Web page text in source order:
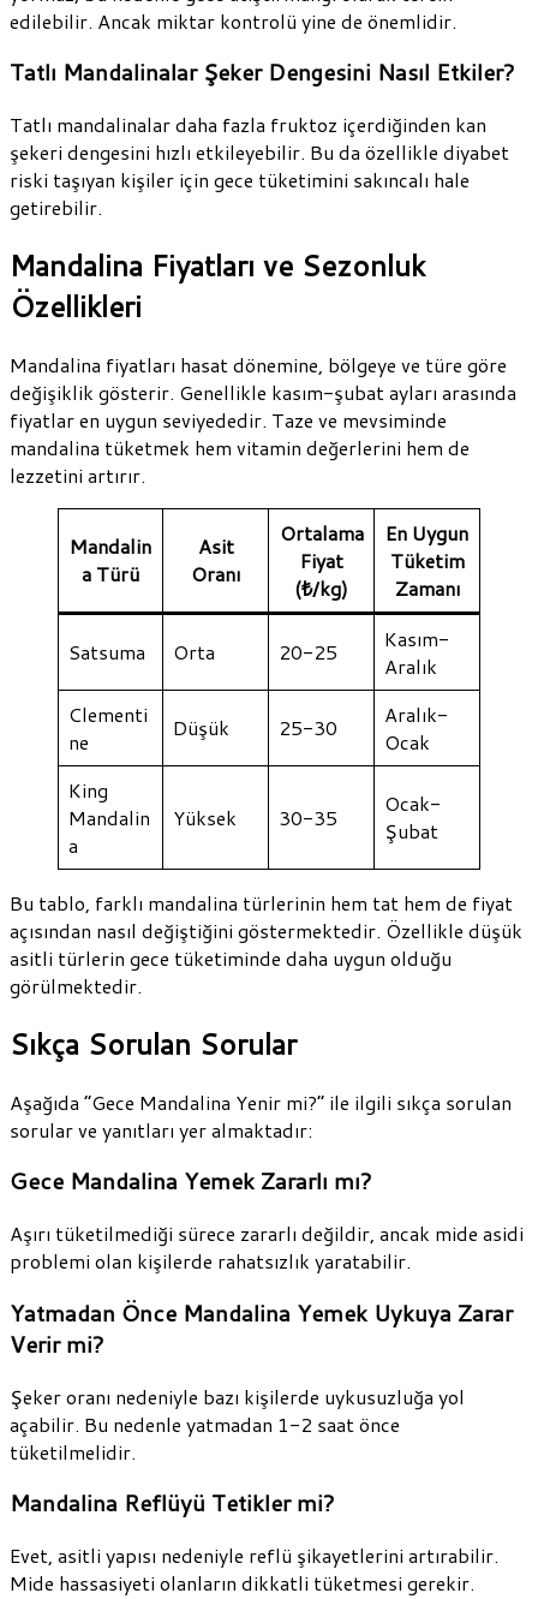
edilebilir. Ancak miktar kontrolü yine de önemlidir.
Tatlı Mandalinalar Şeker Dengesini Nasıl Etkiler?
Tatlı mandalinalar daha fazla fruktoz içerdiğinden kan
şekeri dengesini hızlı etkileyebilir. Bu da özellikle diyabet
riski taşıyan kişiler için gece tüketimini sakıncalı hale
getirebilir.
Mandalina Fiyatları ve Sezonluk
Özellikleri
Mandalina fiyatları hasat dönemine, bölgeye ve türe göre
değişiklik gösterir. Genellikle kasım-şubat ayları arasında
fiyatlar en uygun seviyededir. Taze ve mevsiminde
mandalina tüketmek hem vitamin değerlerini hem de
lezzetini artırır.
Mandalin
a Türü
Asit
Oranı
Ortalama
Fiyat
(₺/kg)
En Uygun
Tüketim
Zamanı
Satsuma Orta 20-25
Kasım-
Aralık
Clementi
ne
Düşük 25-30
Aralık-
Ocak
King
Mandalin
a
Yüksek 30-35
Ocak-
Şubat
Bu tablo, farklı mandalina türlerinin hem tat hem de fiyat
açısından nasıl değiştiğini göstermektedir. Özellikle düşük
asitli türlerin gece tüketiminde daha uygun olduğu
görülmektedir.
Sıkça Sorulan Sorular
Aşağıda “Gece Mandalina Yenir mi?” ile ilgili sıkça sorulan
sorular ve yanıtları yer almaktadır:
Gece Mandalina Yemek Zararlı mı?
Aşırı tüketilmediği sürece zararlı değildir, ancak mide asidi
problemi olan kişilerde rahatsızlık yaratabilir.
Yatmadan Önce Mandalina Yemek Uykuya Zarar
Verir mi?
Şeker oranı nedeniyle bazı kişilerde uykusuzluğa yol
açabilir. Bu nedenle yatmadan 1-2 saat önce
tüketilmelidir.
Mandalina Reflüyü Tetikler mi?
Evet, asitli yapısı nedeniyle reflü şikayetlerini artırabilir.
Mide hassasiyeti olanların dikkatli tüketmesi gerekir.